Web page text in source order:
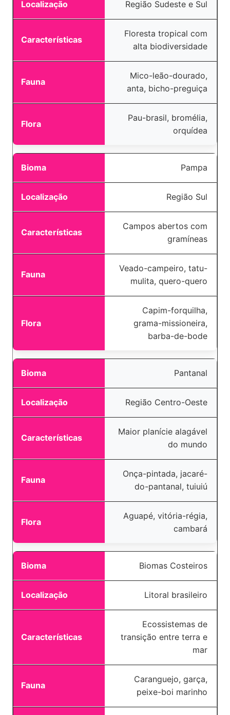
Região Sudeste e Sul
Floresta tropical com
alta biodiversidade
Mico-leão-dourado,
anta, bicho-preguiça
Pau-brasil, bromélia,
orquídea
Pampa
Região Sul
Campos abertos com
gramíneas
Veado-campeiro, tatu-
mulita, quero-quero
Capim-forquilha,
grama-missioneira,
barba-de-bode
Pantanal
Região Centro-Oeste
Maior planície alagável
do mundo
Onça-pintada, jacaré-
do-pantanal, tuiuiú
Aguapé, vitória-régia,
cambará
Biomas Costeiros
Litoral brasileiro
Ecossistemas de
transição entre terra e
mar
Caranguejo, garça,
peixe-boi marinho